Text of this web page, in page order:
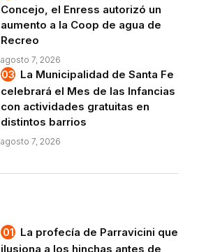
Concejo, el Enress autorizó un
aumento a la Coop de agua de
Recreo
agosto 7, 2026
La Municipalidad de Santa Fe
celebrará el Mes de las Infancias
con actividades gratuitas en
distintos barrios
agosto 7, 2026
La profecía de Parravicini que
ilusiona a los hinchas antes de